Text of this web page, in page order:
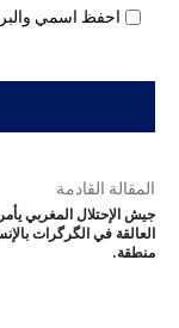
احفظ اسمي
المقالة القادمة
جيش الإحتلال المغربي
العالقة في الگرگرات
منطقة.